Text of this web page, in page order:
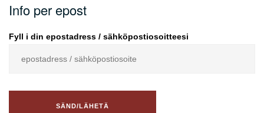
Info per epost
Fyll i din epostadress / sähköpostiosoitteesi